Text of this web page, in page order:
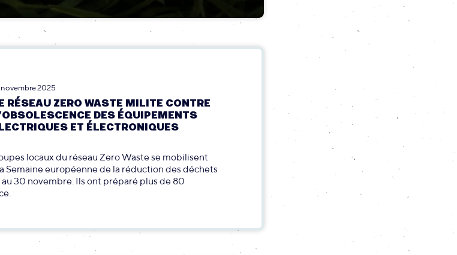
novembre 2025
RÉSEAU ZERO WASTE MILITE CONTRE
DES ÉQUIPEMENTS
ET ÉLECTRONIQUES
locaux du réseau Zero Waste se mobilisent
européenne de la réduction des déchets
30 novembre. Ils ont préparé plus de 80